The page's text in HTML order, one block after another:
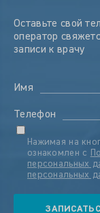
Оставьте свой
оператор
записи к врачу
Имя
Телефон
Нажимая на
ознакомлен с
персональных
персональных